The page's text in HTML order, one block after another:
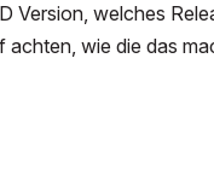
Version, welches
achten, wie die das